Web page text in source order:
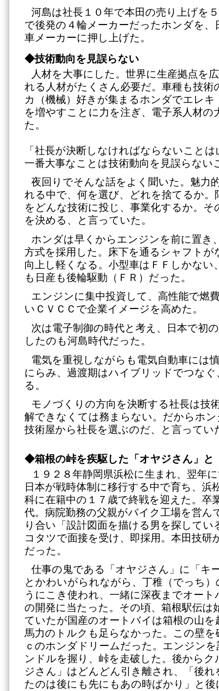
河島は社長１０年で本田の売り上げを
で後発の４輪メーカーだったホンダを、
車メーカーに押し上げた。
◆技術動向を見誤らない
人材を大事にした。世界に生産拠点を
れる人材がたくさん必要だ。車種も技術
カ（機械）好きが集まるホンダでエレキ
を増やすことに力を注ぎ、電子系人材の
た。
「社長が決断しなければならないこと
一番大事なことは技術動向を見誤らない
夜回りでそんな話をよく聞いた。魅力
れる中で、何を選び、どれを捨てるか
をどんな技術に投じ、事業化するか。そ
を決める、と言っていた。
ホンダは早くからエンジンを前に置き
方式を採用した。床下を通るシャフトが
向上し軽くなる。小型車はＦＦしかない
も日産も後輪駆動（ＦＲ）だった。
エンジンに集中投資して、高性能で燃
いＣＶＣＣで企業イメージを高めた。
次は電子制御の時代と考え、日本で初
したのも河島時代だった。
電気を重視しながらも電気自動車には
にらみ、過渡期はハイブリッドでつな
る。
モノづくりの方向を決断する社長は技
解できなくては務まらない。だからホ
技術屋から社長を選ぶのだ、と言ってい
◆箱根の峠を疾駆した「オヤジさん」と
１９２８年静岡県浜松に生まれ、翌年
日本が戦時体制に移行する中で育ち、浜
科に在籍中の１７歳で終戦を迎えた。卒
代。病院勤務の父親がバイク工場を営ん
り合い「設計図面を描ける男を探してい
コタツで面接を受け、即採用。本田技研
だった。
仕事の鬼である「オヤジさん」に「キ
とかわいがられながら、丁稚（でっち）
うにこき使われ、一緒に深夜までオート
の開発に当たった。その頃、箱根駅伝は
ていたが国産のオートバイは箱根の山
馬力のトルクも足らなかった。この壁
ｃのホンダドリームだった。エンジン
ンドルを握り、峠を走破した。後から
ジさん」はどんどん引き離され、「後
たのは後にも先にもあの時ばかり」と